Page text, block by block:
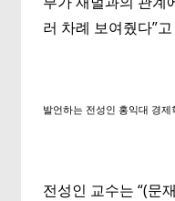
러 차례 보여줬다”
발언하는 전성인 홍익대 경제
전성인 교수는 “(문